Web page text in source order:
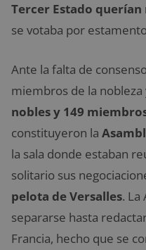
Tercer Estado
se votaba por
Ante la falta de
miembros de la nobleza
nobles y 149
constituyeron la
la sala donde estaban
solitario sus
pelota de Versalles. La
separarse hasta
Francia, hecho que se